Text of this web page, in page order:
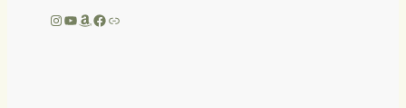
Instagram
YouTube
Amazon
Facebook
Link